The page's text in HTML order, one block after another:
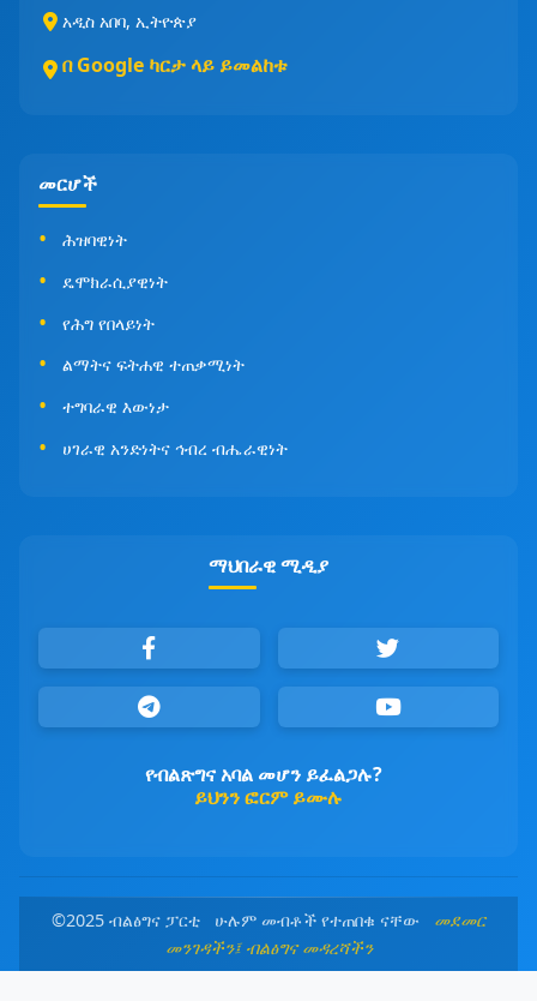
አዲስ አበባ, ኢትዮጵያ
በ Google ካርታ ላይ ይመልከቱ
መርሆች
ሕዝባዊነት
ዴሞክራሲያዊነት
የሕግ የበላይነት
ልማትና ፍትሐዊ ተጠቃሚነት
ተግባራዊ እውነታ
ሀገራዊ አንድነትና ኅብረ ብሔራዊነት
ማህበራዊ ሚዲያ
የብልጽግና አባል መሆን ይፈልጋሉ?
ይህንን ፎርም ይሙሉ
©2025 ብልፅግና ፓርቲ ሁሉም መብቶች የተጠበቁ ናቸው መደመር
መንገዳችን፤ ብልፅግና መዳረሻችን